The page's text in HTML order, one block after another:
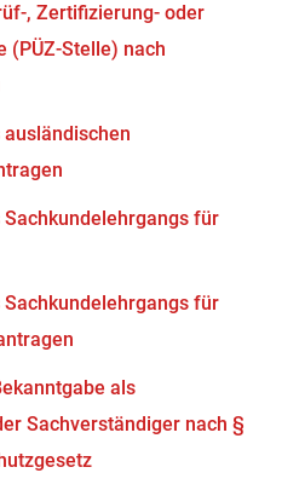
, Zertifizierung- oder
(PÜZ-Stelle) nach
für
für
als
Sachverständiger nach §